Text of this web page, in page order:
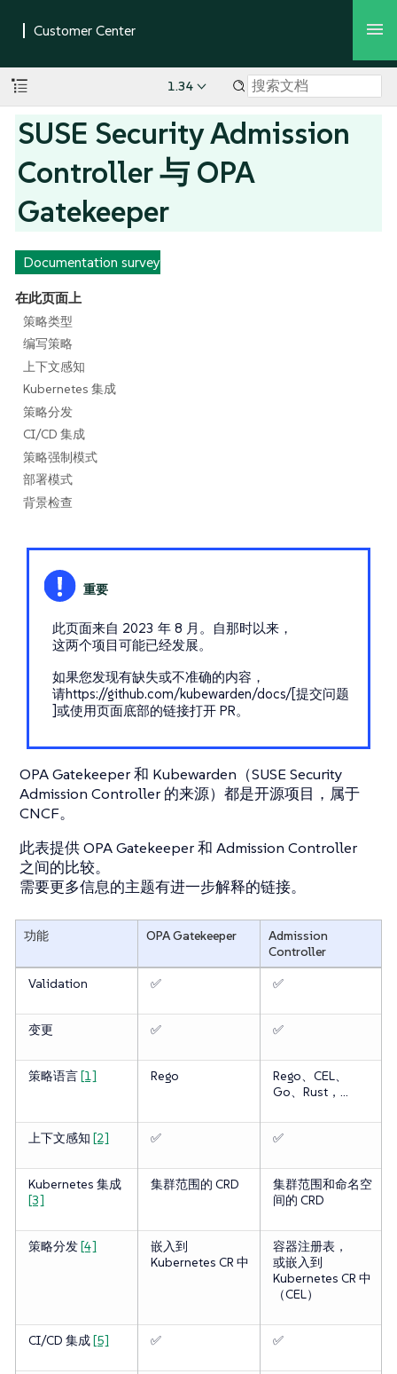
1.34
SUSE Security Admission
Controller 与 OPA
Gatekeeper
Documentation survey
在此页面上
策略类型
编写策略
上下文感知
Kubernetes 集成
策略分发
CI/CD 集成
策略强制模式
部署模式
背景检查
此页面来自 2023 年 8 月。自那时以来，
这两个项目可能已经发展。
如果您发现有缺失或不准确的内容，
请https://github.com/kubewarden/docs/[提交问题
]或使用页面底部的链接打开 PR。
OPA Gatekeeper 和 Kubewarden（SUSE Security
Admission Controller 的来源）都是开源项目，属于
CNCF。
此表提供 OPA Gatekeeper 和 Admission Controller
之间的比较。
需要更多信息的主题有进一步解释的链接。
功能 OPA Gatekeeper
Admission
Controller
Validation
✅ ✅
变更 ✅ ✅
策略语言[1] Rego
Rego、CEL、
Go、Rust，…​
上下文感知 [2] ✅ ✅
Kubernetes 集成
[3]
集群范围的 CRD
集群范围和命名空
间的 CRD
策略分发[4]
嵌入到
Kubernetes CR 中
容器注册表，
或嵌入到
Kubernetes CR 中
（CEL）
CI/CD 集成[5] ✅ ✅